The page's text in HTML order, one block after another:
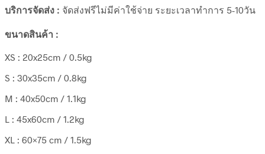
บริการจัดส่ง : จัดส่งฟรีไม่มีค่าใช้จ่าย ระยะเวลาทำการ 5-10วัน
ขนาดสินค้า :
XS : 20x25cm / 0.5kg
S : 30x35cm / 0.8kg
M : 40x50cm / 1.1kg
L : 45x60cm / 1.2kg
XL : 60×75 cm / 1.5kg